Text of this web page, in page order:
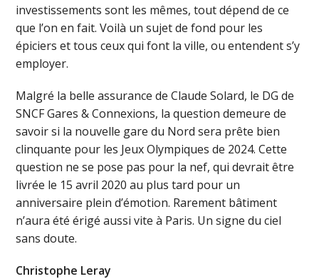
investissements sont les mêmes, tout dépend de ce
que l’on en fait. Voilà un sujet de fond pour les
épiciers et tous ceux qui font la ville, ou entendent s’y
employer.
Malgré la belle assurance de Claude Solard, le DG de
SNCF Gares & Connexions, la question demeure de
savoir si la nouvelle gare du Nord sera prête bien
clinquante pour les Jeux Olympiques de 2024. Cette
question ne se pose pas pour la nef, qui devrait être
livrée le 15 avril 2020 au plus tard pour un
anniversaire plein d’émotion. Rarement bâtiment
n’aura été érigé aussi vite à Paris. Un signe du ciel
sans doute.
Christophe Leray